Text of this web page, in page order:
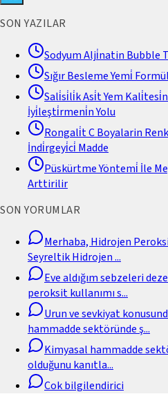
SON YAZILAR
Sodyum Alji̇natin Bubble
Sığır Besleme Yemi̇
Sali̇si̇li̇k Asi̇t Yem
İyi̇leşti̇rmeni̇n Yolu
Rongali̇t C Boyalarin
İndi̇rgeyi̇ci̇ Madde
Püskürtme Yöntemi̇ İle
Arttirilir
SON YORUMLAR
Merhaba, Hidrojen
Seyreltik Hidrojen...
Eve aldığım sebzeleri
peroksit kullanımı s...
Urun ve sevkiyat
hammadde sektöründe ş...
Kimyasal hammadde
olduğunu kanıtla...
Cok bilgilendirici